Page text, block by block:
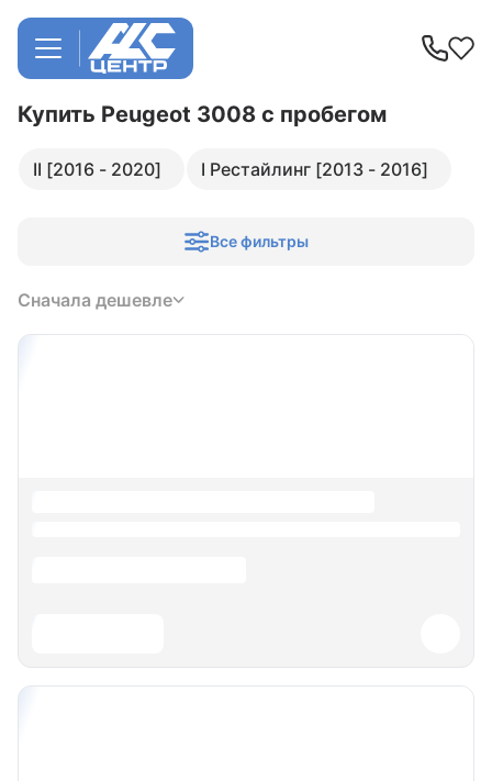
Купить Peugeot 3008 с пробегом
II [2016 - 2020] I Рестайлинг [2013 - 2016]
Все фильтры
Сначала дешевле